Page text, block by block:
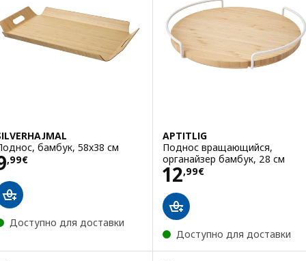
бамбук, 58x38 см
,99€ 9,99€
Доступно для доставки
APTITLIG
Поднос вращающийся,
органайзер бамбук, 28 см
12,99€
Цена 12,99€
Доступно для доставки